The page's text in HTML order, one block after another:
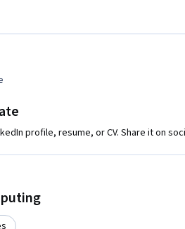
profile, resume, or CV. Share it on